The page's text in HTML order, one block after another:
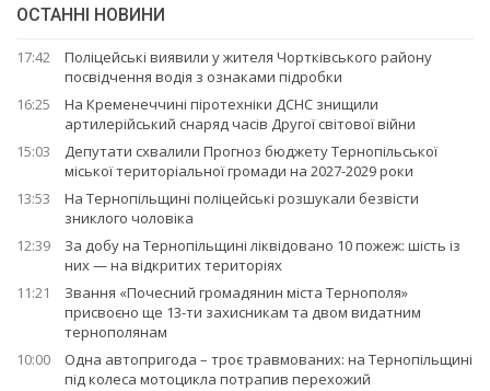
ОСТАННІ НОВИНИ
17:42
Поліцейські виявили у жителя Чортківського району
посвідчення водія з ознаками підробки
16:25
На Кременеччині піротехніки ДСНС знищили
артилерійський снаряд часів Другої світової війни
15:03
Депутати схвалили Прогноз бюджету Тернопільської
міської територіальної громади на 2027-2029 роки
13:53
На Тернопільщині поліцейські розшукали безвісти
зниклого чоловіка
12:39
За добу на Тернопільщині ліквідовано 10 пожеж: шість із
них — на відкритих територіях
11:21
Звання «Почесний громадянин міста Тернополя»
присвоєно ще 13-ти захисникам та двом видатним
тернополянам
10:00
Одна автопригода – троє травмованих: на Тернопільщині
під колеса мотоцикла потрапив перехожий